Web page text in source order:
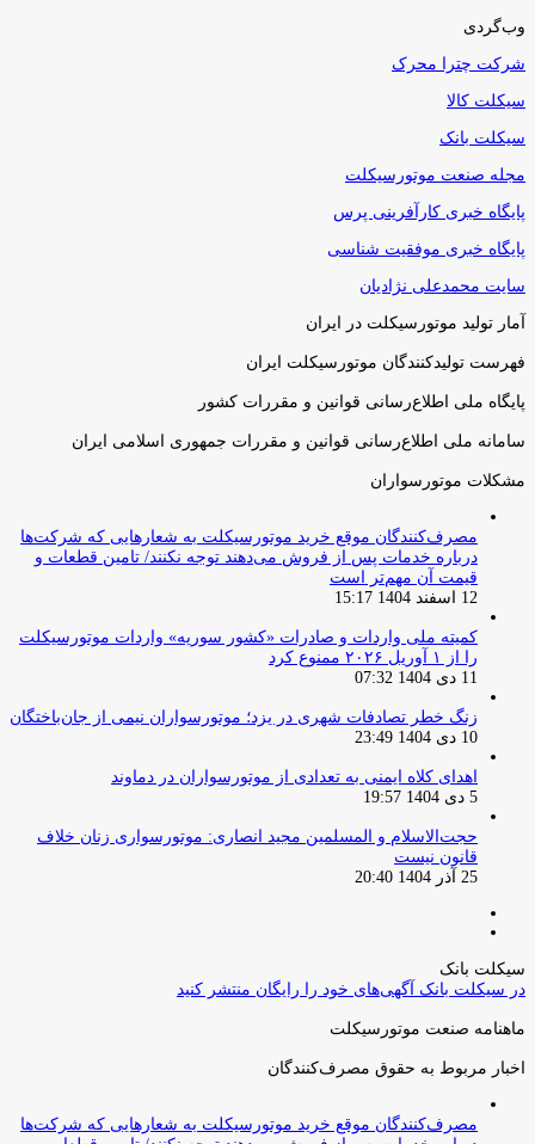
وب‌گردی
شرکت چترا محرک
سیکلت کالا
سیکلت بانک
مجله صنعت موتورسیکلت
پایگاه خبری کارآفرینی پرس
پایگاه خبری موفقیت شناسی
سایت محمدعلی نژادیان
آمار تولید موتورسیکلت در ایران
فهرست تولیدکنندگان موتورسیکلت ایران
پایگاه ملی اطلاع‌رسانی قوانین و مقررات کشور
سامانه ملی اطلاع‌رسانی قوانین و مقررات جمهوری اسلامی ایران
مشکلات موتورسواران
مصرف‌کنندگان موقع خرید موتورسیکلت به شعارهایی که شرکت‌ها
درباره خدمات پس از فروش می‌دهند توجه نکنند/ تامین قطعات و
قیمت آن مهم‌تر است
12 اسفند 1404 15:17
کمیته ملی واردات و صادرات «کشور سوریه» واردات موتورسیکلت
را از ۱ آوریل ۲۰۲۶ ممنوع کرد
11 دی 1404 07:32
زنگ خطر تصادفات شهری در یزد؛ موتورسواران نیمی از جان‌باختگان
10 دی 1404 23:49
اهدای کلاه ایمنی به تعدادی از موتورسواران در دماوند
5 دی 1404 19:57
حجت‌الاسلام و المسلمین مجید انصاری: موتورسواری زنان خلاف
قانون نیست
25 آذر 1404 20:40
سیکلت بانک
در سیکلت بانک آگهی‌های خود را رایگان منتشر کنید
ماهنامه صنعت موتورسیکلت
اخبار مربوط به حقوق مصرف‌کنندگان
مصرف‌کنندگان موقع خرید موتورسیکلت به شعارهایی که شرکت‌ها